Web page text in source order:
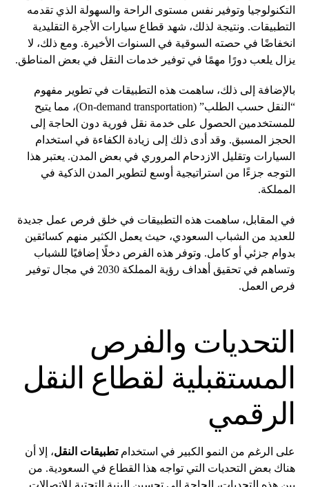
التكنولوجيا وتوفير نفس مستوى الراحة والسهولة الذي تقدمه
التطبيقات. ونتيجة لذلك، شهد قطاع سيارات الأجرة التقليدية
انخفاضًا في حصته السوقية في السنوات الأخيرة. ومع ذلك، لا
يزال يلعب دورًا مهمًا في توفير خدمات النقل في بعض المناطق.
بالإضافة إلى ذلك، ساهمت هذه التطبيقات في تطوير مفهوم
“النقل حسب الطلب” (On-demand transportation)، مما يتيح
للمستخدمين الحصول على خدمة نقل فورية دون الحاجة إلى
الحجز المسبق. وقد أدى ذلك إلى زيادة الكفاءة في استخدام
السيارات وتقليل الازدحام المروري في بعض المدن. يعتبر هذا
التوجه جزءًا من استراتيجية أوسع لتطوير المدن الذكية في
المملكة.
في المقابل، ساهمت هذه التطبيقات في خلق فرص عمل جديدة
للعديد من الشباب السعودي، حيث يعمل الكثير منهم كسائقين
بدوام جزئي أو كامل. وتوفر هذه الفرص دخلًا إضافيًا للشباب
وتساهم في تحقيق أهداف رؤية المملكة 2030 في مجال توفير
فرص العمل.
التحديات والفرص
المستقبلية لقطاع النقل
الرقمي
على الرغم من النمو الكبير في استخدامتطبيقات النقل، إلا أن
هناك بعض التحديات التي تواجه هذا القطاع في السعودية. من
بين هذه التحديات، الحاجة إلى تحسين البنية التحتية للاتصالات